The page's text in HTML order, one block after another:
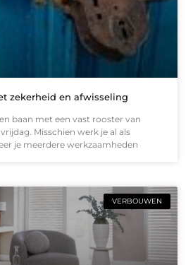
zekerheid en afwisseling
baan met een vast rooster van
Misschien werk je al als
je meerdere werkzaamheden
VERBOUWEN